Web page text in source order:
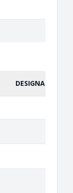
DESIGNACIÓN